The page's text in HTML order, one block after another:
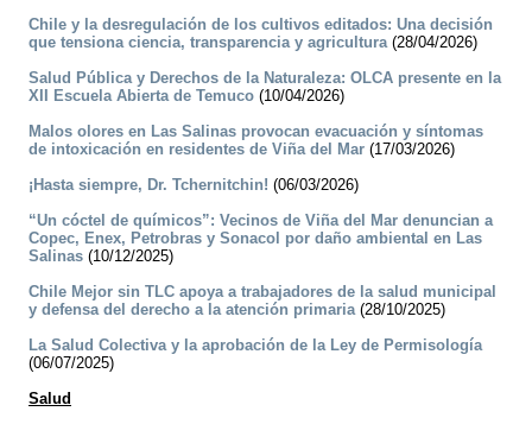
Chile y la desregulación de los cultivos editados: Una decisión
que tensiona ciencia, transparencia y agricultura(28/04/2026)
Salud Pública y Derechos de la Naturaleza: OLCA presente en la
XII Escuela Abierta de Temuco (10/04/2026)
Malos olores en Las Salinas provocan evacuación y síntomas
de intoxicación en residentes de Viña del Mar (17/03/2026)
¡Hasta siempre, Dr. Tchernitchin! (06/03/2026)
“Un cóctel de químicos”: Vecinos de Viña del Mar denuncian a
Copec, Enex, Petrobras y Sonacol por daño ambiental en Las
Salinas (10/12/2025)
Chile Mejor sin TLC apoya a trabajadores de la salud municipal
y defensa del derecho a la atención primaria(28/10/2025)
La Salud Colectiva y la aprobación de la Ley de Permisología
(06/07/2025)
Salud